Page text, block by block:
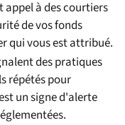
appel à des courtiers
de vos fonds
qui vous est attribué.
des pratiques
répétés pour
un signe d'alerte